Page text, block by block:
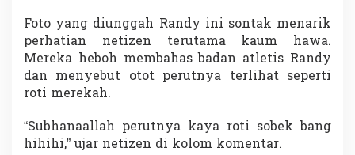
b
a
n
a
!
Foto yang diunggah Randy ini sontak menarik
perhatian netizen terutama kaum hawa.
Mereka heboh membahas badan atletis Randy
dan menyebut otot perutnya terlihat seperti
roti merekah.
“Subhanaallah perutnya kaya roti sobek bang
hihihi,” ujar netizen di kolom komentar.